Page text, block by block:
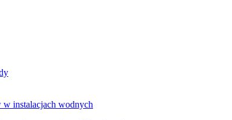
w instalacjach wodnych